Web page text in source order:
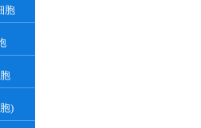
胞
)